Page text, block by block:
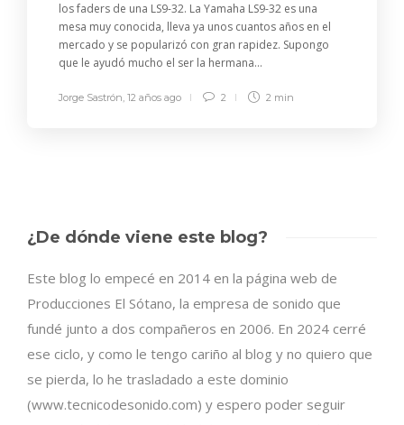
los faders de una LS9-32. La Yamaha LS9-32 es una
mesa muy conocida, lleva ya unos cuantos años en el
mercado y se popularizó con gran rapidez. Supongo
que le ayudó mucho el ser la hermana...
Jorge Sastrón, 12 años ago 2 2 min
¿De dónde viene este blog?
Este blog lo empecé en 2014 en la página web de
Producciones El Sótano, la empresa de sonido que
fundé junto a dos compañeros en 2006. En 2024 cerré
ese ciclo, y como le tengo cariño al blog y no quiero que
se pierda, lo he trasladado a este dominio
(www.tecnicodesonido.com) y espero poder seguir